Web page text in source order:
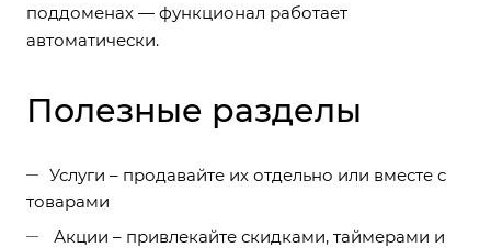
поддоменах — функционал работает
автоматически.
Полезные разделы
Услуги – продавайте их отдельно или вместе с
товарами
Акции – привлекайте скидками, таймерами и